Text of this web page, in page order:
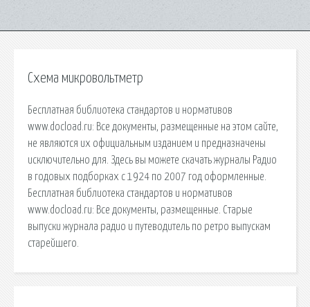
Схема микровольтметр
Бесплатная библиотека стандартов и нормативов
www.docload.ru: Все документы, размещенные на этом сайте,
не являются их официальным изданием и предназначены
исключительно для. Здесь вы можете скачать журналы Радио
в годовых подборках с 1924 по 2007 год оформленные.
Бесплатная библиотека стандартов и нормативов
www.docload.ru: Все документы, размещенные. Старые
выпуски журнала радио и путеводитель по ретро выпускам
старейшего.